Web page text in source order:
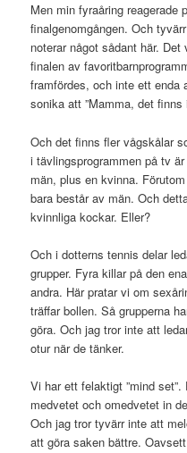
Men min fyraåring reagerade
finalgenomgången. Och
noterar något sådant här.
finalen av
framfördes, och inte ett enda
sonika att ”Mamma, det finns
Och det finns fler vågskålar
i tävlingsprogrammen på tv
män, plus en kvinna.
bara består av män. Och
kvinnliga kockar. Eller?
Och i dotterns tennis delar
grupper. Fyra killar på den
andra. Här pratar vi om
träffar bollen. Så grupperna
göra. Och jag tror inte att
otur när de tänker.
Vi har ett felaktigt ”mind
medvetet och omedvetet in
Och jag tror tyvärr inte att
att göra saken bättre.